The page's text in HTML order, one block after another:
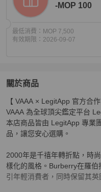
-MOP 100
最低消費： MOP 7,500
有效期限： 2026-09-07
關於商品
關於Burberry 2000s 初剪
【 VAAA × LegitApp 官方合
VAAA 為全球頂尖鑑定平台
本店商品皆由 LegitApp 專業
品，讓您安心選購。
2000年是千禧年轉折點，時
樣化的風格。Burberry在羅伯
引年輕消費者，同時保留其英